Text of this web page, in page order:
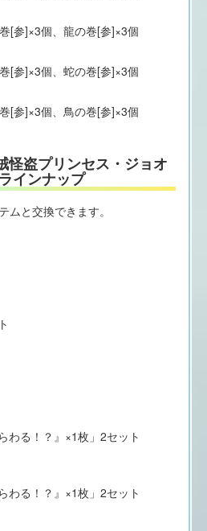
[参]×3個、龍の巻[参]×3個
[参]×3個、蛇の巻[参]×3個
[参]×3個、鳥の巻[参]×3個
怪盗プリンセス・ジョオ
インナップ
ムと交換できます。
わる！？』×1枚」2セット
わる！？』×1枚」2セット